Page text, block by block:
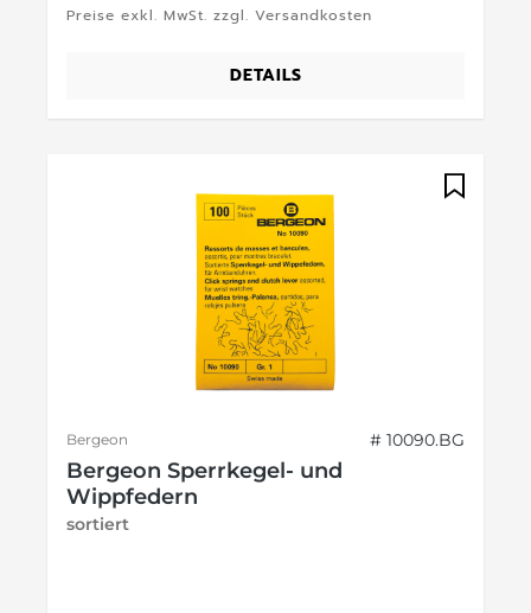
Preise exkl. MwSt. zzgl. Versandkosten
DETAILS
Bergeon # 10090.BG
Bergeon Sperrkegel- und
Wippfedern
sortiert